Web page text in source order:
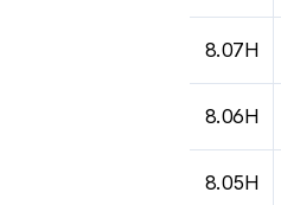
8.07H
8.06H
8.05H